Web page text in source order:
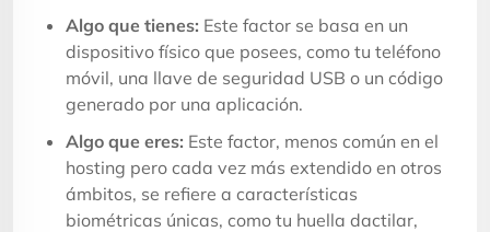
Algo que tienes: Este factor se basa en un
dispositivo físico que posees, como tu teléfono
móvil, una llave de seguridad USB o un código
generado por una aplicación.
Algo que eres: Este factor, menos común en el
hosting pero cada vez más extendido en otros
ámbitos, se refiere a características
biométricas únicas, como tu huella dactilar,